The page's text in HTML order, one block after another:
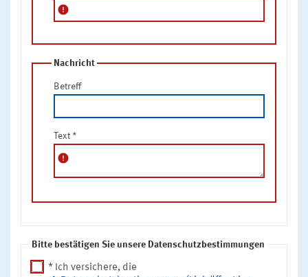
error
Nachricht
Betreff
Text *
error
Bitte bestätigen Sie unsere Datenschutzbestimmungen
* Ich versichere, die